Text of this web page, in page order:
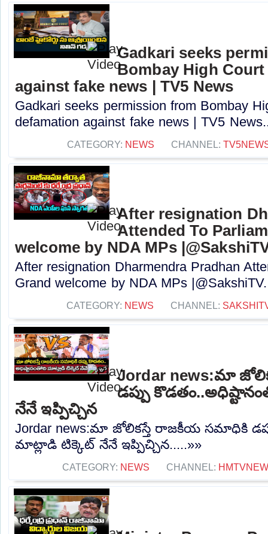
Gadkari seeks
Bombay High
against fake news | TV5 News
Gadkari seeks permission from Bombay
defamation against fake news | TV5
CATEGORY: NEWS CHANNEL:
After resignation
Attended To
welcome by NDA MPs
After resignation Dharmendra Pradhan
Grand welcome by NDA MPs
CATEGORY: NEWS CHANNEL:
Jordar news:మా
డప్పు
నేనే ఇప్పిచ్చిన
Jordar news:మా జోలికస్తే రాజకీయ సమాధికి
మాట్లాడి టిక్కెట్ నేనే ఇప్పిచ్చిన.....»»
CATEGORY: NEWS CHANNEL: